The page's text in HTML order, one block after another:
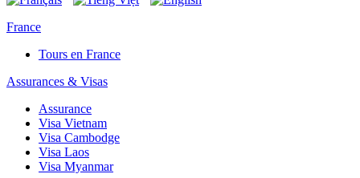
France
Tours en France
Assurances & Visas
Assurance
Visa Vietnam
Visa Cambodge
Visa Laos
Visa Myanmar